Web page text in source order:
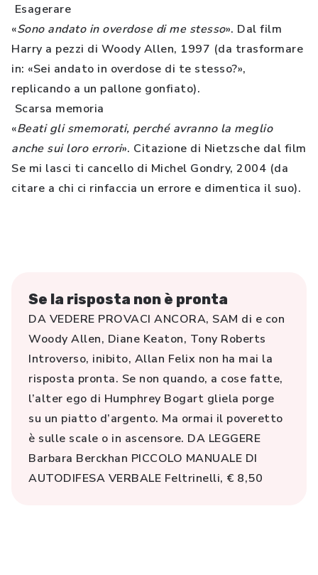
Esagerare
«Sono andato in overdose di me stesso». Dal film
Harry a pezzi di Woody Allen, 1997 (da trasformare
in: «Sei andato in overdose di te stesso?»,
replicando a un pallone gonfiato).
Scarsa memoria
«Beati gli smemorati, perché avranno la meglio
anche sui loro errori». Citazione di Nietzsche dal film
Se mi lasci ti cancello di Michel Gondry, 2004 (da
citare a chi ci rinfaccia un errore e dimentica il suo).
Se la risposta non è pronta
DA VEDERE PROVACI ANCORA, SAM di e con
Woody Allen, Diane Keaton, Tony Roberts
Introverso, inibito, Allan Felix non ha mai la
risposta pronta. Se non quando, a cose fatte,
l’alter ego di Humphrey Bogart gliela porge
su un piatto d’argento. Ma ormai il poveretto
è sulle scale o in ascensore. DA LEGGERE
Barbara Berckhan PICCOLO MANUALE DI
AUTODIFESA VERBALE Feltrinelli, € 8,50